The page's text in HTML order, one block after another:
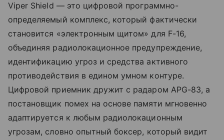
Viper Shield — это цифровой программно-
определяемый комплекс, который фактически
становится «электронным щитом» для F-16,
объединяя радиолокационное предупреждение,
идентификацию угроз и средства активного
противодействия в едином умном контуре.
Цифровой приемник дружит с радаром APG-83, а
постановщик помех на основе памяти мгновенно
адаптируется к любым радиолокационным
угрозам, словно опытный боксер, который видит